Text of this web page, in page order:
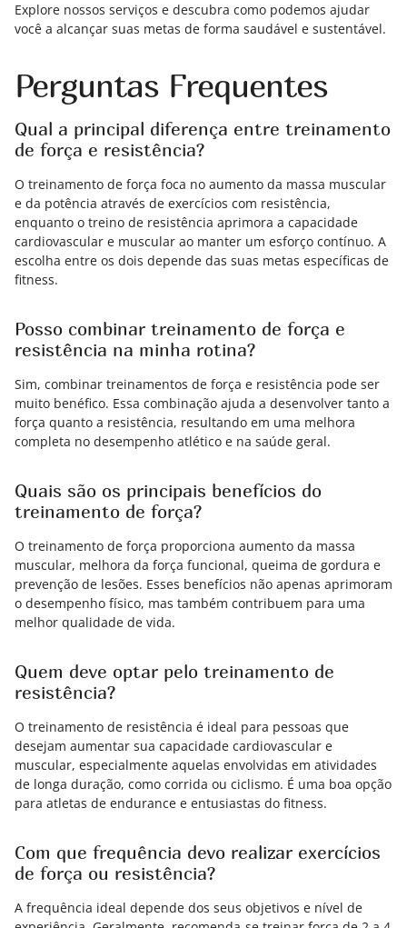
Explore nossos serviços e descubra como podemos ajudar
você a alcançar suas metas de forma saudável e sustentável.
Perguntas Frequentes
Qual a principal diferença entre treinamento
de força e resistência?
O treinamento de força foca no aumento da massa muscular
e da potência através de exercícios com resistência,
enquanto o treino de resistência aprimora a capacidade
cardiovascular e muscular ao manter um esforço contínuo. A
escolha entre os dois depende das suas metas específicas de
fitness.
Posso combinar treinamento de força e
resistência na minha rotina?
Sim, combinar treinamentos de força e resistência pode ser
muito benéfico. Essa combinação ajuda a desenvolver tanto a
força quanto a resistência, resultando em uma melhora
completa no desempenho atlético e na saúde geral.
Quais são os principais benefícios do
treinamento de força?
O treinamento de força proporciona aumento da massa
muscular, melhora da força funcional, queima de gordura e
prevenção de lesões. Esses benefícios não apenas aprimoram
o desempenho físico, mas também contribuem para uma
melhor qualidade de vida.
Quem deve optar pelo treinamento de
resistência?
O treinamento de resistência é ideal para pessoas que
desejam aumentar sua capacidade cardiovascular e
muscular, especialmente aquelas envolvidas em atividades
de longa duração, como corrida ou ciclismo. É uma boa opção
para atletas de endurance e entusiastas do fitness.
Com que frequência devo realizar exercícios
de força ou resistência?
A frequência ideal depende dos seus objetivos e nível de